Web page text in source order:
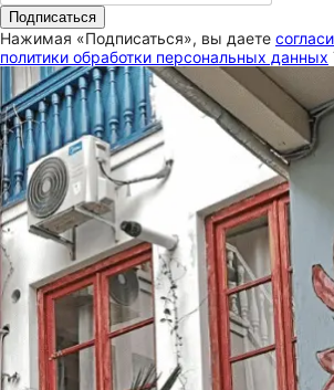
Подписаться
Нажимая «Подписаться», вы даете
политики обработки персональных данных